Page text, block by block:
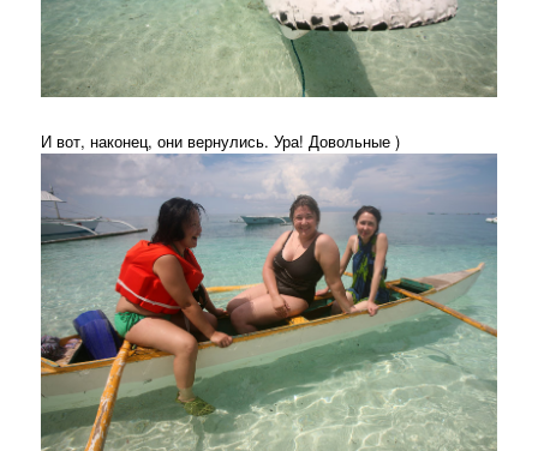
И вот, наконец, они вернулись. Ура! Довольные )